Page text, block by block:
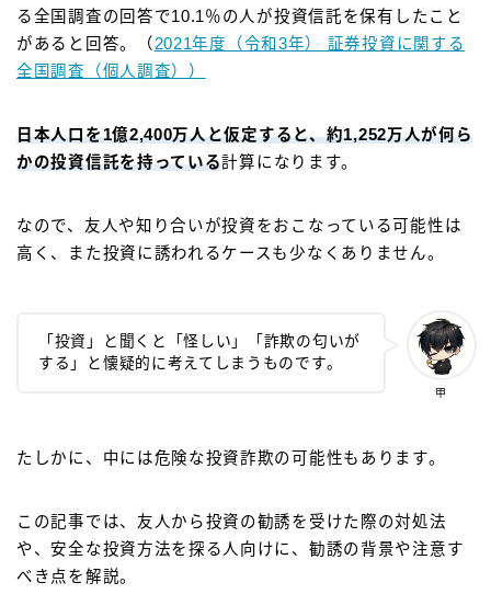
る全国調査の回答で10.1％の人が投資信託を保有したこと
があると回答。（ 2021年度（令和3年） 証券投資に関する
全国調査（個人調査））
日本人口を1億2,400万人と仮定すると、約1,252万人が何ら
かの投資信託を持っている計算になります。
なので、友人や知り合いが投資をおこなっている可能性は
高く、また投資に誘われるケースも少なくありません。
甲
「投資」と聞くと「怪しい」「詐欺の匂いが
する」と懐疑的に考えてしまうものです。
たしかに、中には危険な投資詐欺の可能性もあります。
この記事では、友人から投資の勧誘を受けた際の対処法
や、安全な投資方法を探る人向けに、勧誘の背景や注意す
べき点を解説。